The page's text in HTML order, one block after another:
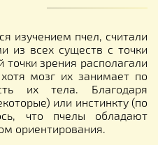
изучением пчел, считали
из всех существ с точки
точки зрения располагали
мозг их занимает по
их тела. Благодаря
или инстинкту (по
что пчелы обладают
ориентирования.